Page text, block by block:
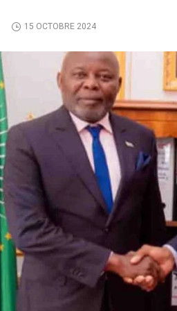
15 OCTOBRE 2024